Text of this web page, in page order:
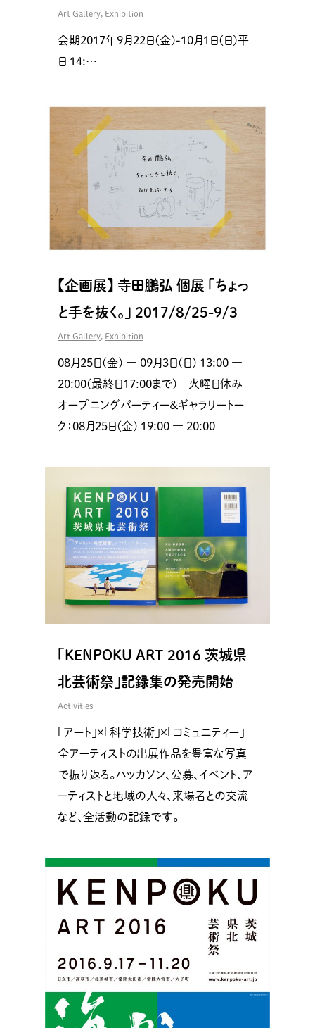
Art Gallery Exhibition
会期2017年9月22日(金)-10月1日(日)平
日 14:…
【企画展】 寺田鵬弘 個展 「ちょっ
と手を抜く。」 2017/8/25-9/3
Art Gallery Exhibition
08月25日(金) ― 09月3日(日) 13:00 ―
20:00(最終日17:00まで) 火曜日休み
オープニングパーティー＆ギャラリートー
ク：08月25日(金) 19:00 ― 20:00
「KENPOKU ART 2016 茨城県
北芸術祭」記録集の発売開始
Activities
「アート」×「科学技術」×「コミュニティー」
全アーティストの出展作品を豊富な写真
で振り返る。ハッカソン、公募、イベント、ア
ーティストと地域の人々、来場者との交流
など、全活動の記録です。